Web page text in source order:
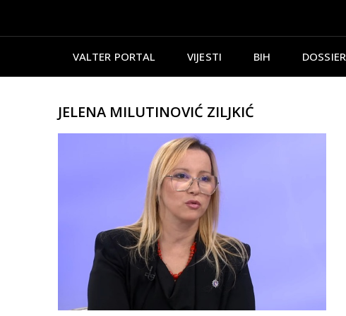
VALTER PORTAL VIJESTI BIH DOSSIER
JELENA MILUTINOVIĆ ZILJKIĆ